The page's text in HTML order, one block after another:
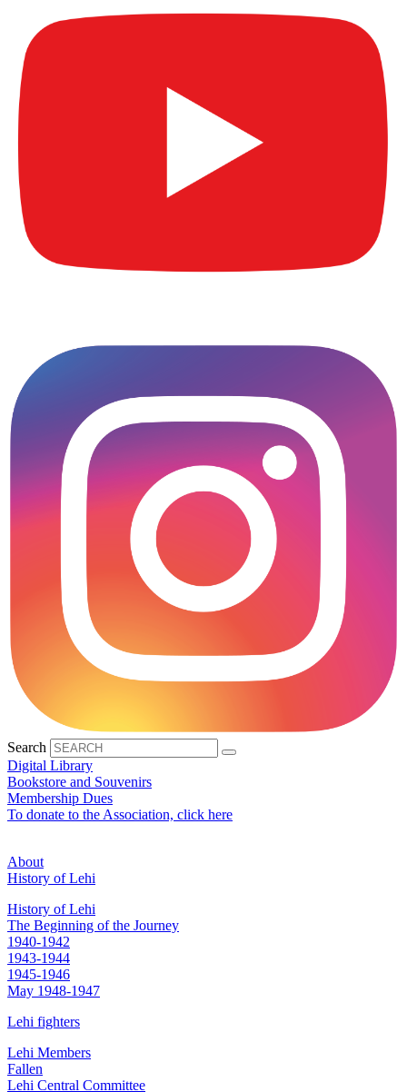
Search
Digital Library
Bookstore and Souvenirs
Membership Dues
To donate to the Association, click here
About
History of Lehi
History of Lehi
The Beginning of the Journey
1940-1942
1943-1944
1945-1946
May 1948-1947
Lehi fighters
Lehi Members
Fallen
Lehi Central Committee